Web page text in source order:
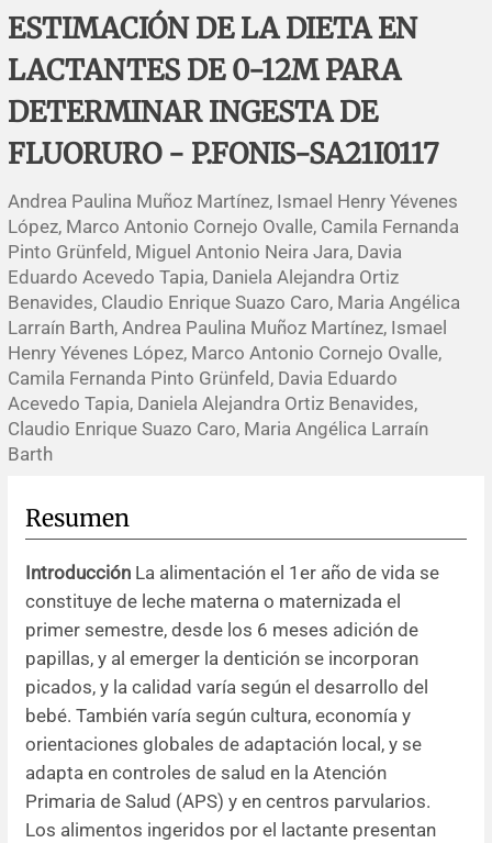
Errata y notas de reserva
Agradecimientos
Impressum
Revisiones sistemáticas
Protocolos
Evaluaciones económicas
Revisiones clínicas
Artículos de revisión
Notas metodológicas
Comunicaciones breves
Problemas de salud pública
Notas históricas y reseñas
Reporte de caso
Notas técnicas
Descripción
Políticas editoriales
Instrucciones para autores
Patrocinadores y financiamiento
Editores
Resúmenes de congresos
Noticias
ESTIMACIÓN DE LA DIETA EN
LACTANTES DE 0-12M PARA
DETERMINAR INGESTA DE
FLUORURO - P.FONIS-SA21I0117
Andrea Paulina Muñoz Martínez, Ismael Henry Yévenes
López, Marco Antonio Cornejo Ovalle, Camila Fernanda
Pinto Grünfeld, Miguel Antonio Neira Jara, Davia
Eduardo Acevedo Tapia, Daniela Alejandra Ortiz
Benavides, Claudio Enrique Suazo Caro, Maria Angélica
Larraín Barth, Andrea Paulina Muñoz Martínez, Ismael
Henry Yévenes López, Marco Antonio Cornejo Ovalle,
Camila Fernanda Pinto Grünfeld, Davia Eduardo
Acevedo Tapia, Daniela Alejandra Ortiz Benavides,
Claudio Enrique Suazo Caro, Maria Angélica Larraín
Barth
Resumen
Introducción La alimentación el 1er año de vida se
constituye de leche materna o maternizada el
primer semestre, desde los 6 meses adición de
papillas, y al emerger la dentición se incorporan
picados, y la calidad varía según el desarrollo del
bebé. También varía según cultura, economía y
orientaciones globales de adaptación local, y se
adapta en controles de salud en la Atención
Primaria de Salud (APS) y en centros parvularios.
Los alimentos ingeridos por el lactante presentan